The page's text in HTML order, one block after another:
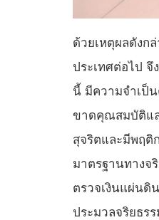
ด้วยเหตุผลดังก
ประเทศต่อไป
นี้ มีความจำเป็
ขาดคุณสมบัติแ
สุจริตและมีพฤติ
มาตรฐานทางจ
ตรวจเงินแผ่นดิ
ประมวลจริยธร